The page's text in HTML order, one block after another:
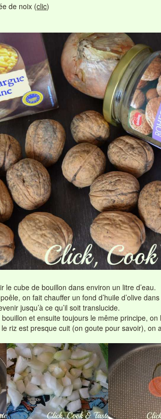
de noix (clic)
le cube de bouillon dans environ un litre d’eau.
on fait chauffer un fond d’huile d’olive
jusqu’à ce qu’il soit translucide.
et ensuite toujours le même principe,
riz est presque cuit (on goute pour savoir), on